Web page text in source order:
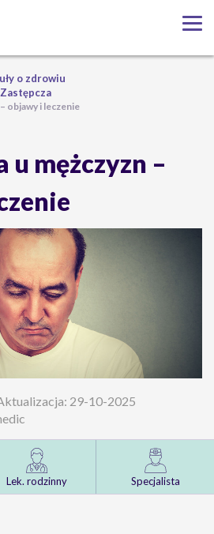
o zdrowiu
objawy i leczenie
u mężczyzn –
29-10-2025
Lek. rodzinny Specjalista